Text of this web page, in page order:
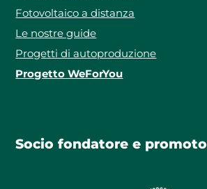
Fotovoltaico a distanza
Le nostre guide
Progetti di autoproduzione
Progetto WeForYou
Socio fondatore e